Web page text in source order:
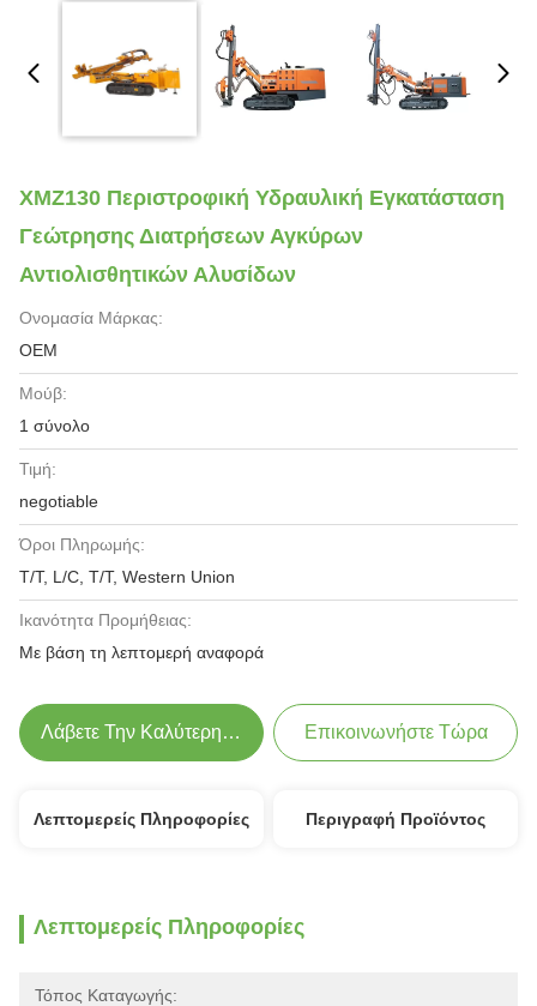
XMZ130 Περιστροφική Υδραυλική Εγκατάσταση
Γεώτρησης Διατρήσεων Αγκύρων
Αντιολισθητικών Αλυσίδων
Ονομασία Μάρκας:
OEM
Μούβ:
1 σύνολο
Τιμή:
negotiable
Όροι Πληρωμής:
T/T, L/C, T/T, Western Union
Ικανότητα Προμήθειας:
Με βάση τη λεπτομερή αναφορά
Λάβετε Την Καλύτερη Τιμή Επικοινωνήστε Τώρα
Λεπτομερείς Πληροφορίες Περιγραφή Προϊόντος
Λεπτομερείς Πληροφορίες
Τόπος Καταγωγής: